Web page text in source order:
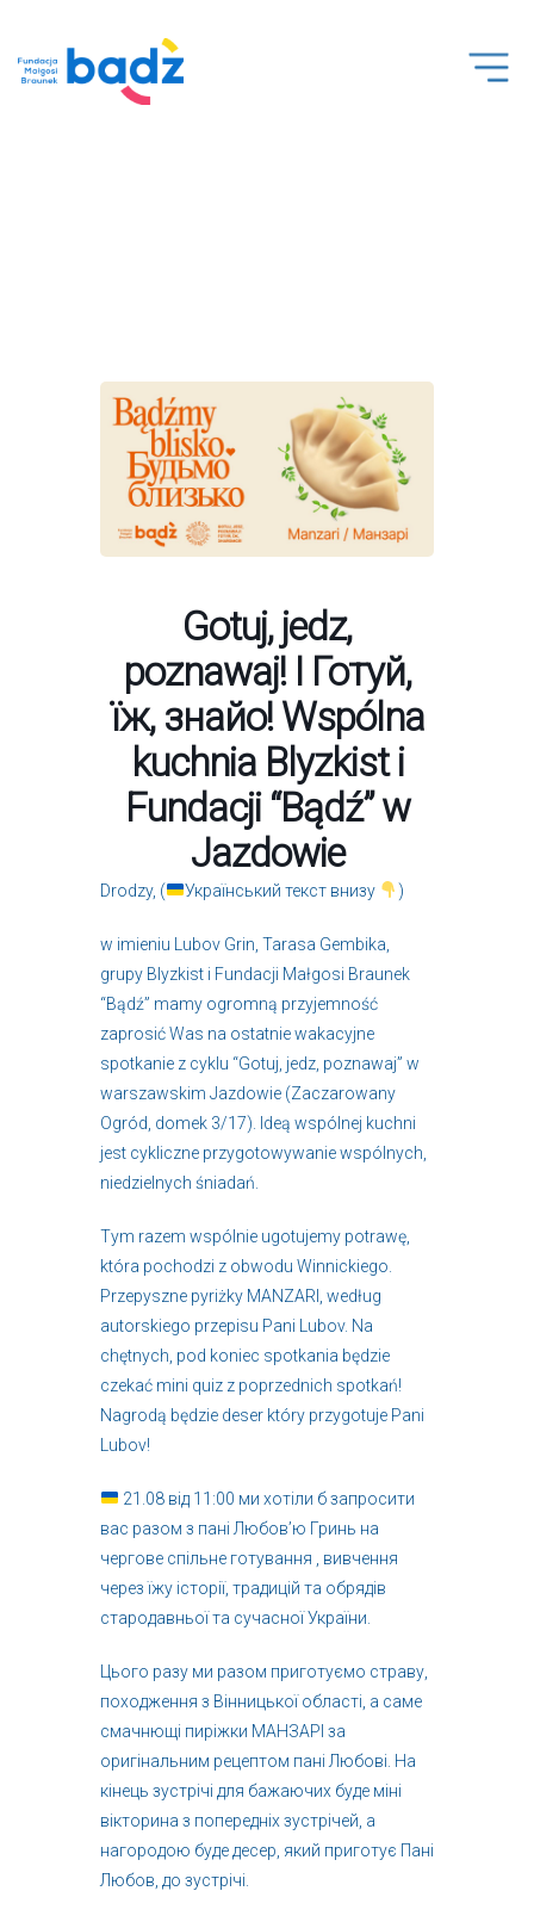
Open
Gotuj, jedz,
poznawaj! I Готуй,
їж, знайо! Wspólna
kuchnia Blyzkist i
Fundacji “Bądź” w
Jazdowie
Drodzy, ( Український текст внизу )
w imieniu Lubov Grin, Tarasa Gembika,
grupy Blyzkist i Fundacji Małgosi Braunek
“Bądź” mamy ogromną przyjemność
zaprosić Was na ostatnie wakacyjne
spotkanie z cyklu “Gotuj, jedz, poznawaj” w
warszawskim Jazdowie (Zaczarowany
Ogród, domek 3/17). Ideą wspólnej kuchni
jest cykliczne przygotowywanie wspólnych,
niedzielnych śniadań.
Tym razem wspólnie ugotujemy potrawę,
która pochodzi z obwodu Winnickiego.
Przepyszne pyriżky MANZARI, według
autorskiego przepisu Pani Lubov. Na
chętnych, pod koniec spotkania będzie
czekać mini quiz z poprzednich spotkań!
Nagrodą będzie deser który przygotuje Pani
Lubov!
21.08 від 11:00 ми хотіли б запросити
вас разом з пані Любов’ю Гринь на
чергове спільне готування , вивчення
через їжу історії, традицій та обрядів
стародавньої та сучасної України.
Цього разу ми разом приготуємо страву,
походження з Вінницької області, а саме
смачнющі пиріжки МАНЗАРІ за
оригінальним рецептом пані Любові. На
кінець зустрічі для бажаючих буде міні
вікторина з попередніх зустрічей, а
нагородою буде десер, який приготує Пані
Любов, до зустрічі.